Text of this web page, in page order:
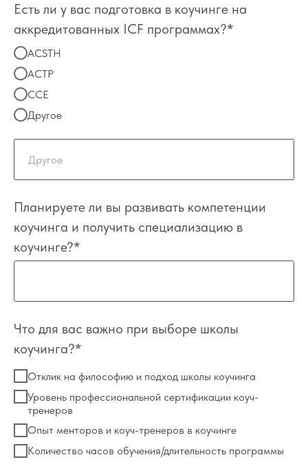
Есть ли у вас подготовка в коучинге на
аккредитованных ICF программах?*
ACSTH
АСТР
ССЕ
Другое
Планируете ли вы развивать компетенции
коучинга и получить специализацию в
коучинге?*
Что для вас важно при выборе школы
коучинга?*
Отклик на философию и подход школы коучинга
Уровень профессиональной сертификации коуч-
тренеров
Опыт менторов и коуч-тренеров в коучинге
Количество часов обучения/длительность программы